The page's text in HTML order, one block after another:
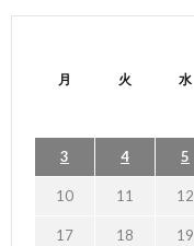
月 火 水
3 4 5
10 11 12
17 18 19